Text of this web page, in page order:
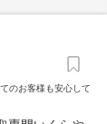
のお客様も安心して